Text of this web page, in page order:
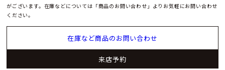
がございます。在庫などについては「商品のお問い合わせ」よりお気軽にお問い合わせ
ください。
在庫など商品のお問い合わせ
来店予約